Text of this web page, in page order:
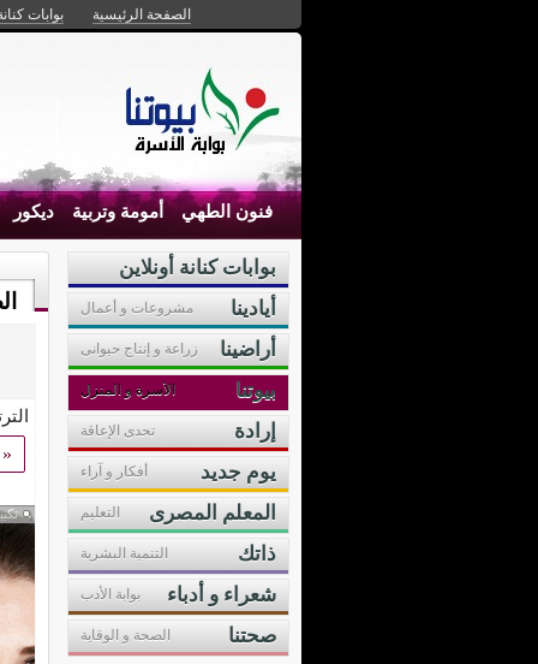
الصفحة الرئيسية بوابات
فنون الطهي أمومة وتربية ديكور
«
بوابات كنانة أونلاين
أيادينا
مشروعات و أعمال
أراضينا زراعة و إنتاج حيوانى
بيوتنا الأسرة و المنزل
إرادة تحدى الإعاقة
يوم جديد أفكار و آراء
المعلم المصرى التعليم
ذاتك التنمية البشرية
شعراء و أدباء بوابة الأدب
صحتنا الصحة و الوقاية